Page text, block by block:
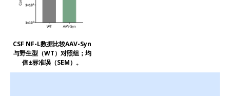
CSF NF-L数据比较AAV-Syn
与野生型（WT）对照组；均
值±标准误（SEM）。